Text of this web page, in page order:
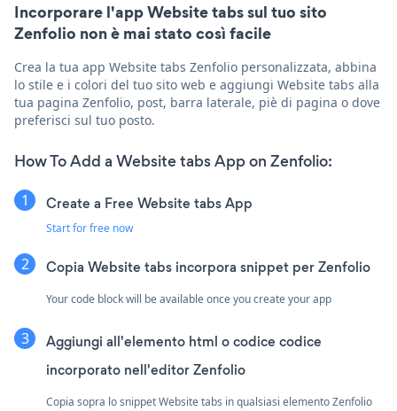
Incorporare l'app Website tabs sul tuo sito
Zenfolio non è mai stato così facile
Crea la tua app Website tabs Zenfolio personalizzata, abbina
lo stile e i colori del tuo sito web e aggiungi Website tabs alla
tua pagina Zenfolio, post, barra laterale, piè di pagina o dove
preferisci sul tuo posto.
How To Add a Website tabs App on Zenfolio:
Create a Free Website tabs App
Start for free now
Copia Website tabs incorpora snippet per Zenfolio
Your code block will be available once you create your app
Aggiungi all'elemento html o codice codice
incorporato nell'editor Zenfolio
Copia sopra lo snippet Website tabs in qualsiasi elemento Zenfolio